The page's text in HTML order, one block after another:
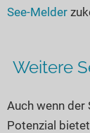
Schweden
alle Länder…
See-Melder
Weitere
Auch wenn
Potenzial